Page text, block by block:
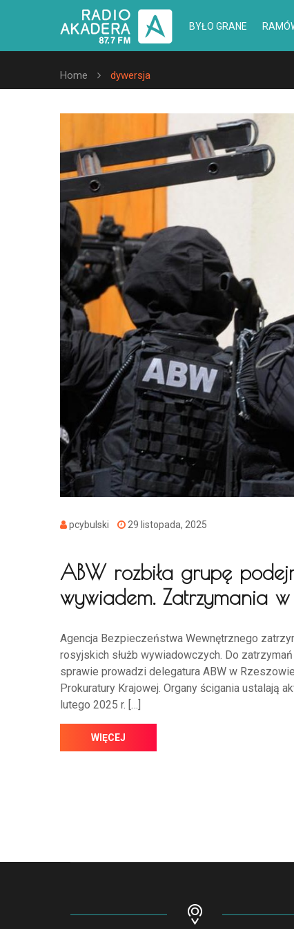
BYŁO GRANE
Home dywersja
pcybulski 29 listopada, 2025
ABW rozbiła grupę
wywiadem. Zatrzymania w
Agencja Bezpieczeństwa Wewnętrznego
rosyjskich służb wywiadowczych. Do
sprawie prowadzi delegatura ABW w
Prokuratury Krajowej. Organy ścigania ustalają
lutego 2025 r. […]
WIĘCEJ